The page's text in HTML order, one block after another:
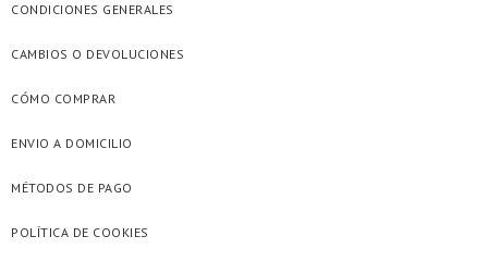
CONDICIONES GENERALES
CAMBIOS O DEVOLUCIONES
CÓMO COMPRAR
ENVIO A DOMICILIO
MÉTODOS DE PAGO
POLÍTICA DE COOKIES